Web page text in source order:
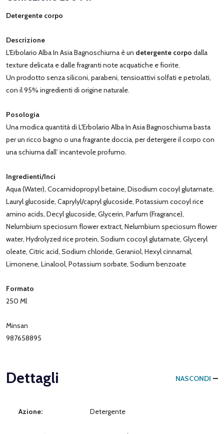
Detergente corpo
Descrizione
L'Erbolario Alba In Asia Bagnoschiuma è un detergente corpo dalla
texture delicata e dalle fragranti note acquatiche e fiorite.
Un prodotto senza siliconi, parabeni, tensioattivi solfati e petrolati,
con il 95% ingredienti di origine naturale.
Posologia
Una modica quantità di L'Erbolario Alba In Asia Bagnoschiuma basta
per un ricco bagno o una fragrante doccia, per detergere il corpo con
una schiuma dall’ incantevole profumo.
Ingredienti/Inci
Aqua (Water), Cocamidopropyl betaine, Disodium cocoyl glutamate,
Lauryl glucoside, Caprylyl/capryl glucoside, Potassium cocoyl rice
amino acids, Decyl glucoside, Glycerin, Parfum (Fragrance),
Nelumbium speciosum flower extract, Nelumbium speciosum flower
water, Hydrolyzed rice protein, Sodium cocoyl glutamate, Glyceryl
oleate, Citric acid, Sodium chloride, Geraniol, Hexyl cinnamal,
Limonene, Linalool, Potassium sorbate, Sodium benzoate
Formato
250 Ml
Minsan
987658895
Dettagli NASCONDI
Azione: Detergente